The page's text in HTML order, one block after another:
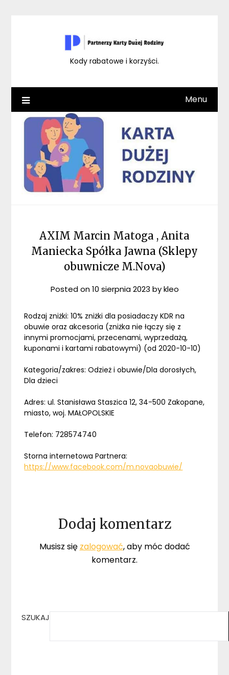
Kody rabatowe i korzyści.
Menu
AXIM Marcin Matoga , Anita
Maniecka Spółka Jawna (Sklepy
obuwnicze M.Nova)
Posted on10 sierpnia 2023 bykleo
Rodzaj zniżki: 10% zniżki dla posiadaczy KDR na
obuwie oraz akcesoria (zniżka nie łączy się z
innymi promocjami, przecenami, wyprzedażą,
kuponami i kartami rabatowymi) (od 2020-10-10)
Kategoria/zakres: Odzież i obuwie/Dla dorosłych,
Dla dzieci
Adres: ul. Stanisława Staszica 12, 34-500 Zakopane,
miasto, woj. MAŁOPOLSKIE
Telefon: 728574740
Storna internetowa Partnera:
https://www.facebook.com/m.novaobuwie/
Dodaj komentarz
Musisz się zalogować, aby móc dodać
komentarz.
SZUKAJ